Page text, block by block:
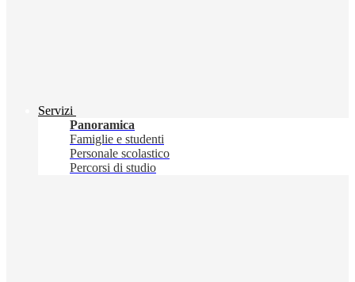
Servizi
Panoramica
Famiglie e studenti
Personale scolastico
Percorsi di studio